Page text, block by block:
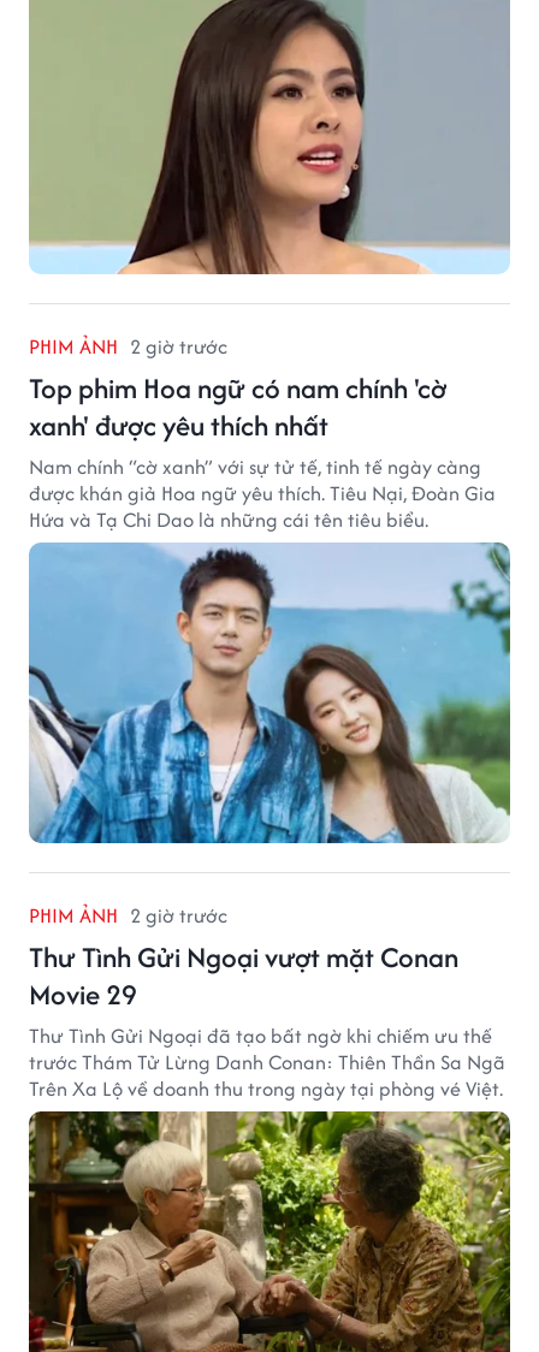
PHIM ẢNH 2 giờ trước
Top phim Hoa ngữ có nam chính 'cờ
xanh' được yêu thích nhất
Nam chính “cờ xanh” với sự tử tế, tinh tế ngày càng
được khán giả Hoa ngữ yêu thích. Tiêu Nại, Đoàn Gia
Hứa và Tạ Chi Dao là những cái tên tiêu biểu.
PHIM ẢNH 2 giờ trước
Thư Tình Gửi Ngoại vượt mặt Conan
Movie 29
Thư Tình Gửi Ngoại đã tạo bất ngờ khi chiếm ưu thế
trước Thám Tử Lừng Danh Conan: Thiên Thần Sa Ngã
Trên Xa Lộ về doanh thu trong ngày tại phòng vé Việt.